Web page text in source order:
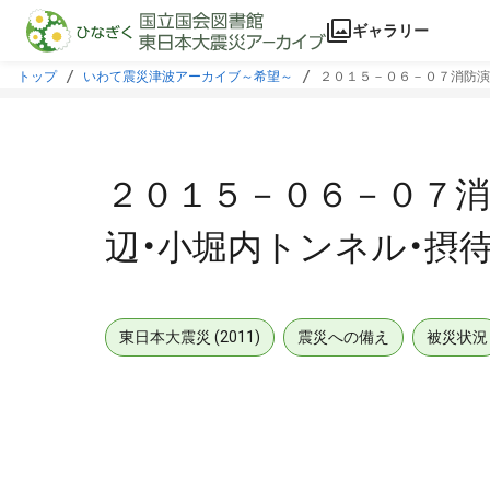
本文に飛ぶ
ギャラリー
トップ いわて震災津波アーカイブ～希望～ ２０１５－０６－０７消防
２０１５－０６－０７
辺・小堀内トンネル・摂
東日本大震災 (2011) 震災への備え 被災状況